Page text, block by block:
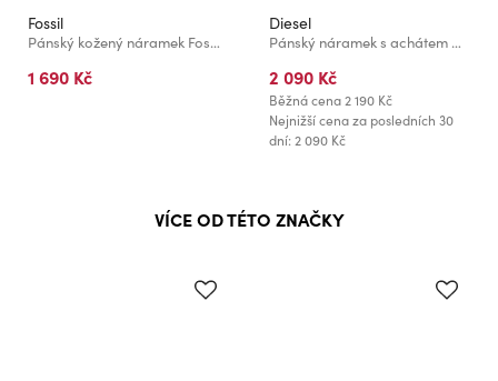
Fossil
Pánský kožený náramek Fossil Machine JF04919040
1 690 Kč
Diesel
Pánský náramek s achátem Diesel Oval D Logo DX1434040
2 090 Kč
Běžná cena2 190 Kč
Nejnižší cena za posledních 30
dní: 2 090 Kč
VÍCE OD TÉTO ZNAČKY